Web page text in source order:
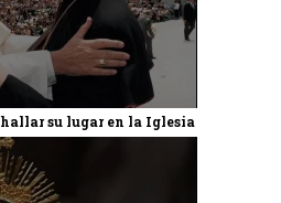
hallar su lugar en la Iglesia